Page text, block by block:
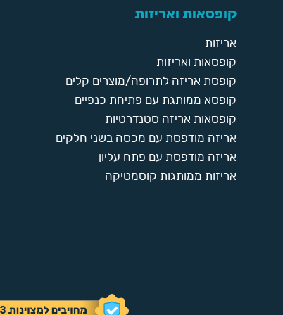
קופסאות ואריזות
אריזות
קופסאות ואריזות
קופסת אריזה לתרופה/מוצרים קלים
קופסא ממותגת עם פתיחת כנפיים
קופסאות אריזה סטנדרטיות
אריזה מודפסת עם מכסה בשני חלקים
אריזה מודפסת עם פתח עליון
אריזות ממותגות קוסמטיקה